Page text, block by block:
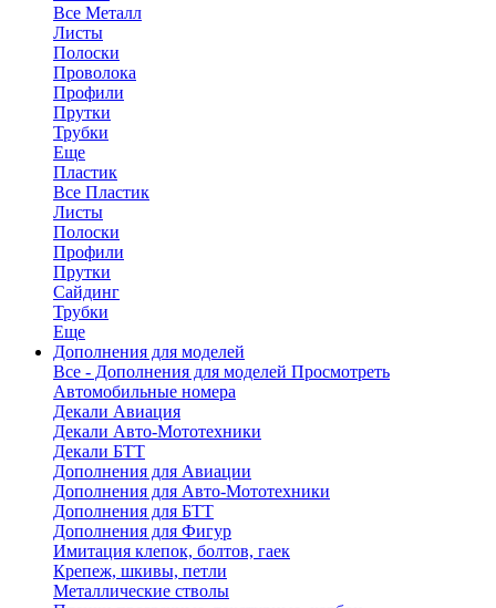
Все Металл
Листы
Полоски
Проволока
Профили
Прутки
Трубки
Еще
Пластик
Все Пластик
Листы
Полоски
Профили
Прутки
Сайдинг
Трубки
Еще
Дополнения для моделей
Все - Дополнения для моделей Просмотреть
Автомобильные номера
Декали Авиация
Декали Авто-Мототехники
Декали БТТ
Дополнения для Авиации
Дополнения для Авто-Мототехники
Дополнения для БТТ
Дополнения для Фигур
Имитация клепок, болтов, гаек
Крепеж, шкивы, петли
Металлические стволы